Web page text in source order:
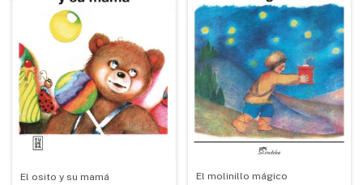
El osito y su mamá El molinillo mágico